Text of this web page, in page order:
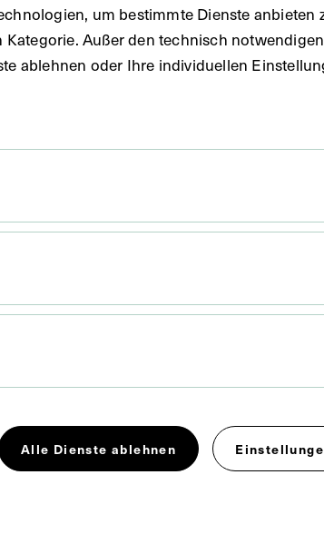
x 10,4 cm
Verein I Brambilla angefertigt.
um bestimmte Dienste
Außer den technisch
ablehnen oder Ihre individuellen
Alle Dienste ablehnen